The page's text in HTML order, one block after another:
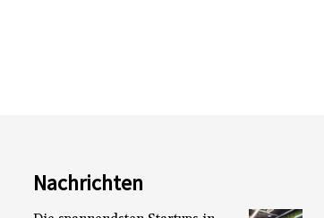
Nachrichten